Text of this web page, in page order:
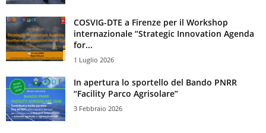
COSVIG-DTE a Firenze per il Workshop
internazionale “Strategic Innovation Agenda
for...
1 Luglio 2026
In apertura lo sportello del Bando PNRR
“Facility Parco Agrisolare”
3 Febbraio 2026